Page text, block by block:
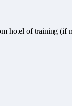
hotel of training (if